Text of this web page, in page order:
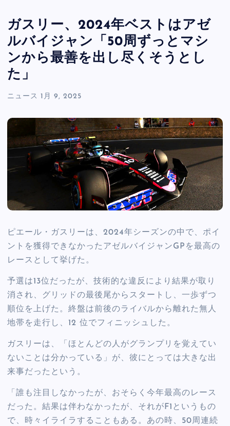
ガスリー、2024年ベストはアゼ
ルバイジャン「50周ずっとマシ
ンから最善を出し尽くそうとし
た」
ニュース 1月 9, 2025
ピエール・ガスリーは、2024年シーズンの中で、ポイ
ントを獲得できなかったアゼルバイジャンGPを最高の
レースとして挙げた。
予選は13位だったが、技術的な違反により結果が取り
消され、グリッドの最後尾からスタートし、一歩ずつ
順位を上げた。終盤は前後のライバルから離れた無人
地帯を走行し、12 位でフィニッシュした。
ガスリーは、「ほとんどの人がグランプリを覚えてい
ないことは分かっている」が、彼にとっては大きな出
来事だったという。
「誰も注目しなかったが、おそらく今年最高のレース
だった。結果は伴わなかったが、それがF1というもの
で、時々イライラすることもある。あの時、50周連続